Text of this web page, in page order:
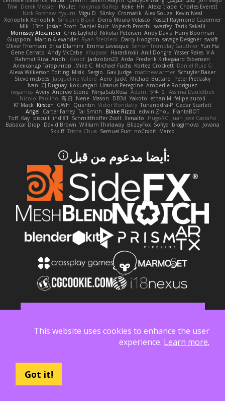
Charles Everett
Alexa trade
HH
Keke
покупка байер
Poulet
Derek Messier
Trivi
Kevin Neal
Alex Souza
Cromatik
Slinky
Migu D
Yyyum
Nick Forshaw
Pascal Raymond Cazemier
Denis Moura Velasco
Sinclaire Black
Xenophik Xenophik
Tarik Sakalli
swarfey
Vojtech Proschl
Daniel Ruiz
Josiah Scott
13th
Mik
Harry Boorman
Andy Davis
Nikolai Petersen
Chris Layfield
Morrissey Alexander
swxift
savage Designer
Darcy Hodgson
Ryan Stelzleni
Martin Alexander
Giupponi
Yun Ha
Simon Tremblay Gauthier
Emma Levesque
Erica Dlamini
Oliver Thomsen
V A
Yasser Raies
Anil Dongre
Haradinxiii
Khupaar
Andy McCabe
Gene Cerrato
Frederik Kirkegaard Esbensen
Arda
Jackrobin23
Groot
Rahmat Rizal Andhi
Daniel Ruiz G
Kortez Crockett
Michael Fuchs
Mike C.
Александр Татаринов
Schuyler Baker
matthew armer
Gav Judge
Sergio
Misik
Alexa Wilkerson Editing
Peter Pietlasky
Michael Buttaro
Jackt
Aero
Jacqueline Valero
Steve mcbees
Amberlie Rodriguez
Uranus Peregrine
kokuragari
CJ Duguay
Ivan
Assima Dauletbek
ツキ ミ
Adam
NinjaSubRosa
Andrew Stone
Avery
rwgames
felipe zucoli
ethan M
Yakoto
DB3d
Mason
Nene
高 日
Nicolo' Paolino
Cedar Scarlett
Tunanodra-P
Victor Bondatiy
Quentin
GWH
Kirsten
KT Mack
FrantaBOT
edwin Zhou
Blake Rizzo
Tal Smith
Carter Farrey
Angel
Juan José Castaño
HugoRC
Xenalto
Schmitthoffer Zsolt
indi81
biscuit
Kay
Toff
Jovana
Sofiya Ibragimova
BlizzyFox
William Thirlaway
David Brown
Babacar Diop
Marco
noCrxdit
Samuel Furr
Trisha Chua
Skkiff
:أيضا مدعوم من قبل
This website uses cookies to enhance the user
experience. Learn more.
Got it!